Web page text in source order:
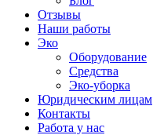
Отзывы
Наши работы
Эко
Оборудование
Средства
Эко-уборка
Юридическим лицам
Контакты
Работа у нас